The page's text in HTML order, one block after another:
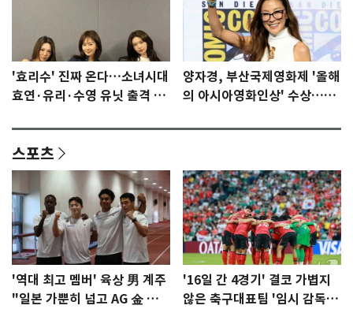
'효리수' 진짜 온다…소녀시대
효연·유리·수영 유닛 출격 [N
양자경, 부산국제영화제 '올해
의 아시아영화인상' 수상…15
스포츠
'역대 최고 멤버' 육상 男 계주
"일본 가뿐히 넘고 AG 金 따겠
'16일 간 4경기' 결코 가볍지
않은 축구대표팀 '임시 감독'